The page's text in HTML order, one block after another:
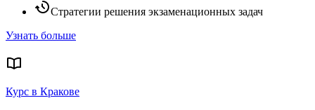
Стратегии решения экзаменационных задач
Узнать больше
Курс в Кракове